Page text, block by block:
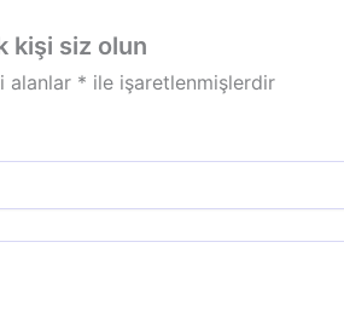
kişi siz olun
alanlar * ile işaretlenmişlerdir